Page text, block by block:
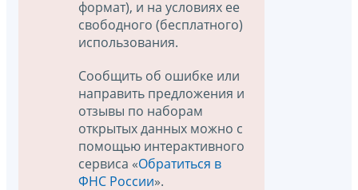
формат), и на условиях ее
свободного (бесплатного)
использования.
Сообщить об ошибке или
направить предложения и
отзывы по наборам
открытых данных можно с
помощью интерактивного
сервиса «Обратиться в
ФНС России».